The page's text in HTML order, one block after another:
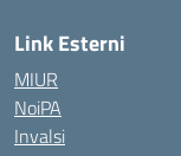
Link Esterni
MIUR
NoiPA
Invalsi